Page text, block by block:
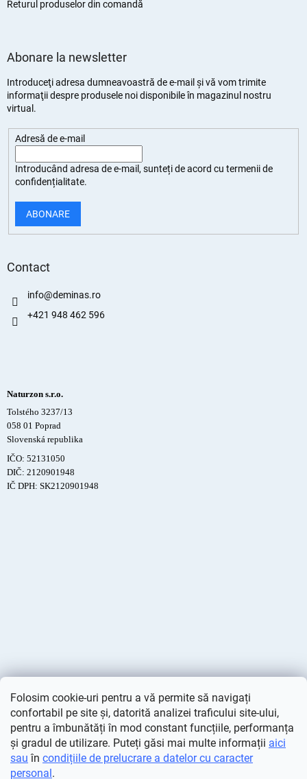
Folosim cookie-uri pentru a vă permite să navigați
confortabil pe site și, datorită analizei traficului site-ului,
pentru a îmbunătăți în mod constant funcțiile, performanța
și gradul de utilizare. Puteți găsi mai multe informații aici
sau în condițiile de prelucrare a datelor cu caracter
personal.
Returul produselor din comandă
Abonare la newsletter
Introduceţi adresa dumneavoastră de e-mail şi vă vom trimite
informaţii despre produsele noi disponibile în magazinul nostru
virtual.
Adresă de e-mail
Introducând adresa de e-mail, sunteți deacord cu termenii de
confidențialitate.
ABONARE
Contact
info@deminas.ro
+421 948 462 596
Naturzon s.r.o.
Tolstého 3237/13
058 01 Poprad
Slovenská republika
IČO: 52131050
DIČ: 2120901948
IČ DPH: SK2120901948